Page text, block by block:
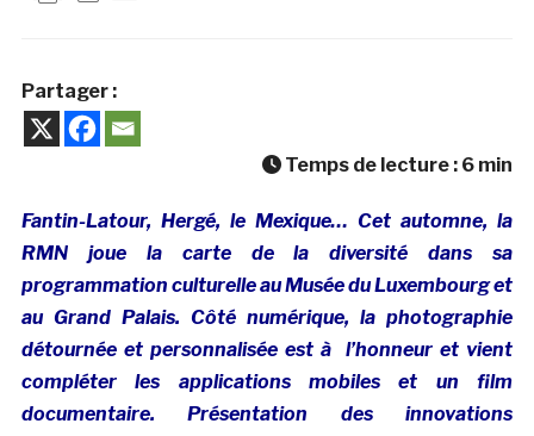
Partager :
Temps de lecture : 6 min
Fantin-Latour, Hergé, le Mexique… Cet automne, la
RMN joue la carte de la diversité dans sa
programmation culturelle au Musée du Luxembourg et
au Grand Palais. Côté numérique, la photographie
détournée et personnalisée est à l’honneur et vient
compléter les applications mobiles et un film
documentaire. Présentation des innovations